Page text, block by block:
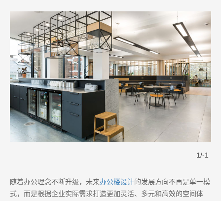
1/-1
随着办公理念不断升级，未来办公楼设计的发展方向不再是单一模
式，而是根据企业实际需求打造更加灵活、多元和高效的空间体